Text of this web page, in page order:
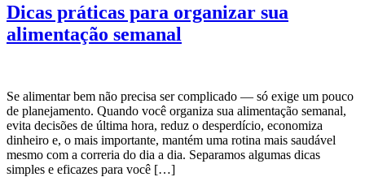
Dicas práticas para organizar sua
alimentação semanal
Se alimentar bem não precisa ser complicado — só exige um pouco
de planejamento. Quando você organiza sua alimentação semanal,
evita decisões de última hora, reduz o desperdício, economiza
dinheiro e, o mais importante, mantém uma rotina mais saudável
mesmo com a correria do dia a dia. Separamos algumas dicas
simples e eficazes para você […]